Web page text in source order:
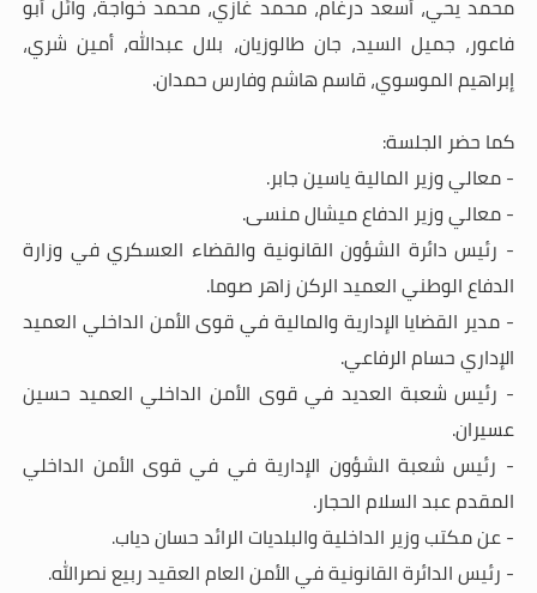
محمد يحي، أسعد درغام، محمد غازي، محمد خواجة، وائل أبو
فاعور، جميل السيد، جان طالوزيان، بلال عبدالله، أمين شري،
إبراهيم الموسوي، قاسم هاشم وفارس حمدان.
كما حضر الجلسة:
- معالي وزير المالية ياسين جابر.
- معالي وزير الدفاع ميشال منسى.
- رئيس دائرة الشؤون القانونية والقضاء العسكري في وزارة
الدفاع الوطني العميد الركن زاهر صوما.
- مدير القضايا الإدارية والمالية في قوى الأمن الداخلي العميد
الإداري حسام الرفاعي.
- رئيس شعبة العديد في قوى الأمن الداخلي العميد حسين
عسيران.
- رئيس شعبة الشؤون الإدارية في في قوى الأمن الداخلي
المقدم عبد السلام الحجار.
-عن مكتب وزير الداخلية والبلديات الرائد حسان دياب.
- رئيس الدائرة القانونية في الأمن العام العقيد ربيع نصرالله.